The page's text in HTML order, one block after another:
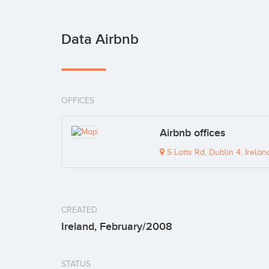
Data Airbnb
OFFICES
Airbnb offices
S Lotts Rd, Dublin 4,
CREATED
Ireland, February/2008
STATUS